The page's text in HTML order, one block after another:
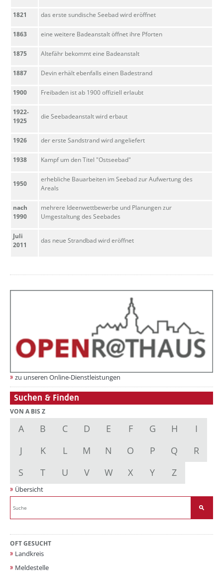
1821 das erste sundische Seebad wird eröffnet
1863 eine weitere Badeanstalt öffnet ihre Pforten
1875 Altefähr bekommt eine Badeanstalt
1887 Devin erhält ebenfalls einen Badestrand
1900 Freibaden ist ab 1900 offiziell erlaubt
1922-
1925
die Seebadeanstalt wird erbaut
1926 der erste Sandstrand wird angeliefert
1938 Kampf um den Titel "Ostseebad"
1950
erhebliche Bauarbeiten im Seebad zur Aufwertung des
Areals
nach
1990
mehrere Ideenwettbewerbe und Planungen zur
Umgestaltung des Seebades
Juli
2011
das neue Strandbad wird eröffnet
zu unseren Online-Dienstleistungen
Suchen & Finden
VON A BIS Z
A B C D E F G H
I
J
K L M N O P Q
R
S
T U V W X Y Z
Übersicht
OFT GESUCHT
Landkreis
Meldestelle